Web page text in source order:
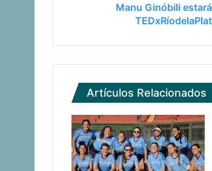
Manu Ginóbili
Artículos Relacionados